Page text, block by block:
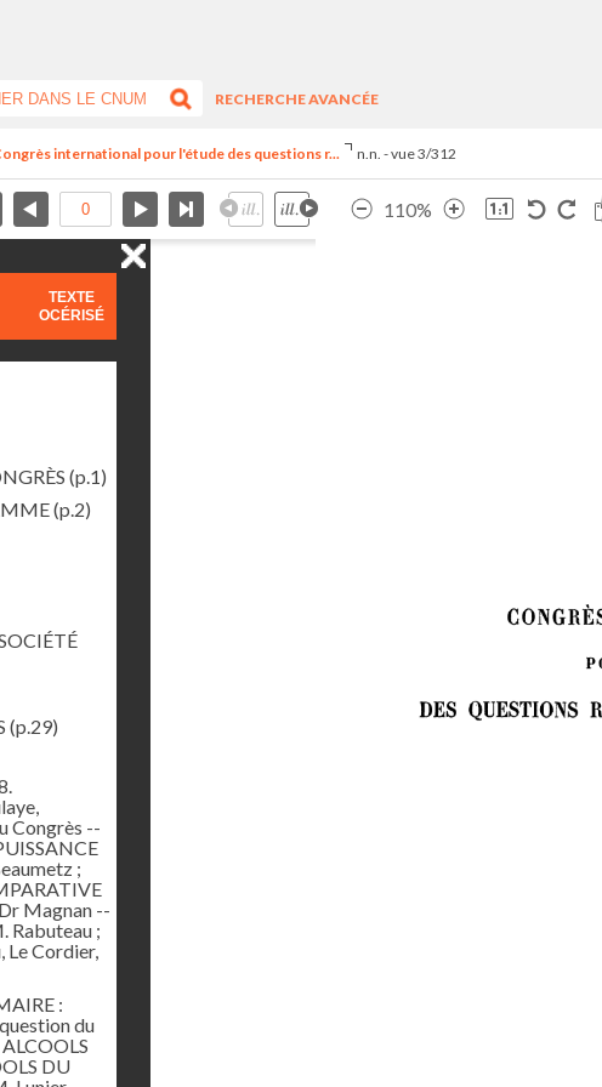
RECHERCHE AVANCÉE
international pour l'étude des questions r... n.n. - vue 3/312
110%
TEXTE
OCÉRISÉ
(p.1)
(p.2)
(p.29)
Congrès --
;
Magnan --
Rabuteau ;
Le Cordier,
:
du
DU